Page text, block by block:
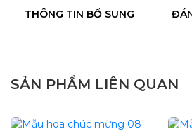
THÔNG TIN BỔ SUNG
SẢN PHẨM LIÊN QUAN